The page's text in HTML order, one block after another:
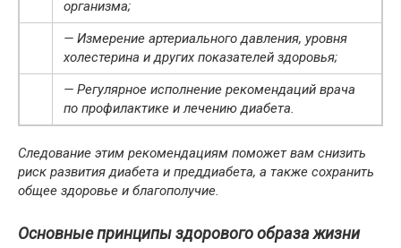
организма;
— Измерение артериального давления, уровня
холестерина и других показателей здоровья;
— Регулярное исполнение рекомендаций врача
по профилактике и лечению диабета.
Следование этим рекомендациям поможет вам снизить
риск развития диабета и преддиабета, а также сохранить
общее здоровье и благополучие.
Основные принципы здорового образа жизни